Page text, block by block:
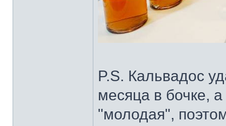
P.S. Кальвадос
месяца в бочке,
"молодая",